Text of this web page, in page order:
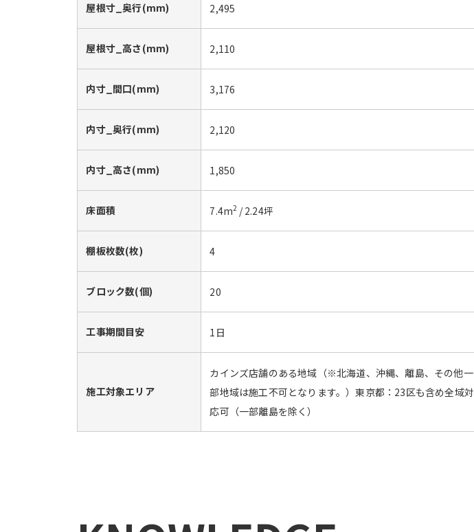
屋根寸_奥行(mm) 2,495
屋根寸_高さ(mm) 2,110
内寸_間口(mm) 3,176
内寸_奥行(mm) 2,120
内寸_高さ(mm) 1,850
床面積 7.4m2/2.24坪
棚板枚数(枚) 4
ブロック数(個) 20
工事期間目安 1日
施工対象エリア
カインズ店舗のある地域（※北海道、沖縄、離島、その他一
部地域は施工不可となります。）東京都：23区も含め全域対
応可（一部離島を除く）